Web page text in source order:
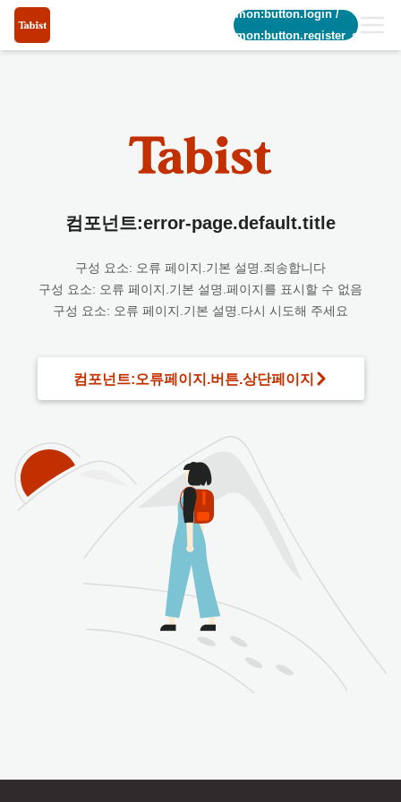
common:button.login/
common:button.register_short
컴포넌트:error-page.default.title
구성 요소: 오류 페이지.기본 설명.죄송합니다
구성 요소: 오류 페이지.기본 설명.페이지를 표시할 수 없음
구성 요소: 오류 페이지.기본 설명.다시 시도해 주세요
컴포넌트:오류페이지.버튼.상단페이지